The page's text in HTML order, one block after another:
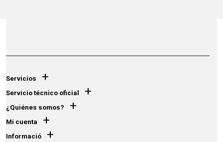
Servicios +
Servicio técnico oficial +
¿Quiénes somos? +
Mi cuenta +
Informació +